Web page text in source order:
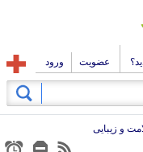
عضویت ورود
و زیبایی